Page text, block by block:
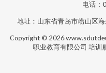
电话：
地址：山东省青岛市崂山区
Copyright © 2026
职业教育有限公司 培训